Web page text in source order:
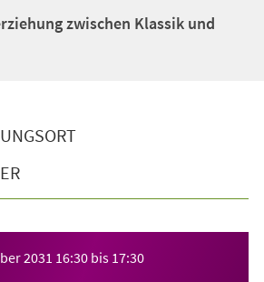
zwischen Klassik und
2031 16:30 bis 17:30